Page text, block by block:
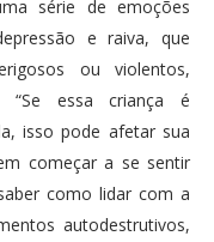
série de emoções
e raiva, que
ou violentos,
“Se essa criança é
isso pode afetar sua
começar a se sentir
como lidar com a
autodestrutivos,